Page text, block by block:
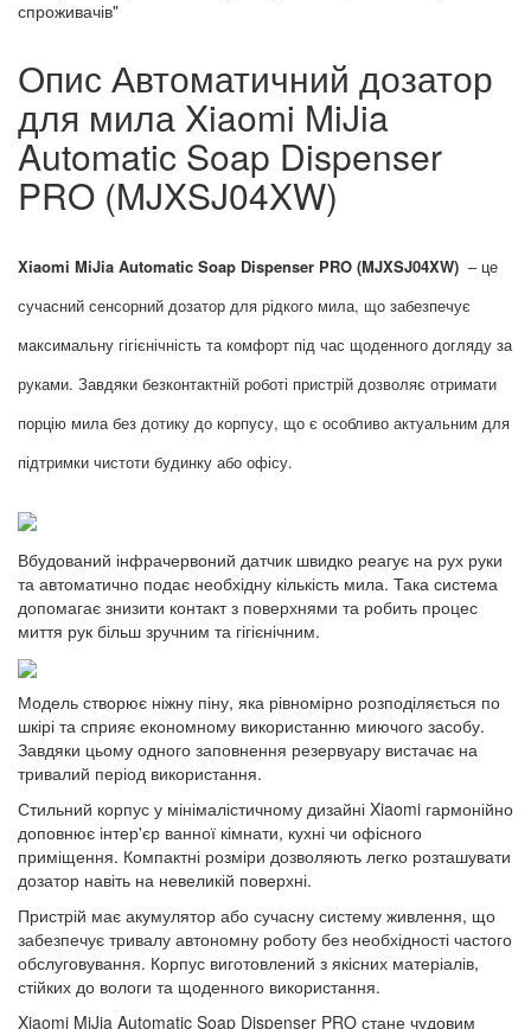
спроживачів"
Опис Автоматичний дозатор
для мила Xiaomi MiJia
Automatic Soap Dispenser
PRO (MJXSJ04XW)
Xiaomi MiJia Automatic Soap Dispenser PRO (MJXSJ04XW) – це
сучасний сенсорний дозатор для рідкого мила, що забезпечує
максимальну гігієнічність та комфорт під час щоденного догляду за
руками. Завдяки безконтактній роботі пристрій дозволяє отримати
порцію мила без дотику до корпусу, що є особливо актуальним для
підтримки чистоти будинку або офісу.
Вбудований інфрачервоний датчик швидко реагує на рух руки
та автоматично подає необхідну кількість мила. Така система
допомагає знизити контакт з поверхнями та робить процес
миття рук більш зручним та гігієнічним.
Модель створює ніжну піну, яка рівномірно розподіляється по
шкірі та сприяє економному використанню миючого засобу.
Завдяки цьому одного заповнення резервуару вистачає на
тривалий період використання.
Стильний корпус у мінімалістичному дизайні Xiaomi гармонійно
доповнює інтер'єр ванної кімнати, кухні чи офісного
приміщення. Компактні розміри дозволяють легко розташувати
дозатор навіть на невеликій поверхні.
Пристрій має акумулятор або сучасну систему живлення, що
забезпечує тривалу автономну роботу без необхідності частого
обслуговування. Корпус виготовлений з якісних матеріалів,
стійких до вологи та щоденного використання.
Xiaomi MiJia Automatic Soap Dispenser PRO стане чудовим